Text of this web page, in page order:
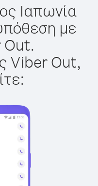
Ιαπωνία
με
Out.
Viber Out,